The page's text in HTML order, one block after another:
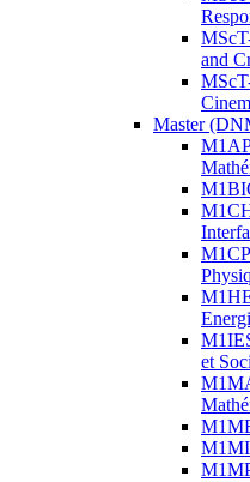
and
Master
et